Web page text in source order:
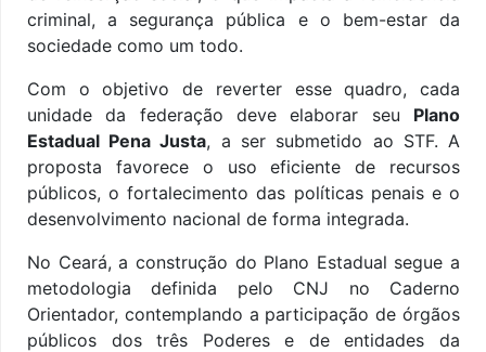
criminal, a segurança pública e o bem-estar da
sociedade como um todo.
Com o objetivo de reverter esse quadro, cada
unidade da federação deve elaborar seu Plano
Estadual Pena Justa, a ser submetido ao STF. A
proposta favorece o uso eficiente de recursos
públicos, o fortalecimento das políticas penais e o
desenvolvimento nacional de forma integrada.
No Ceará, a construção do Plano Estadual segue a
metodologia definida pelo CNJ no Caderno
Orientador, contemplando a participação de órgãos
públicos dos três Poderes e de entidades da